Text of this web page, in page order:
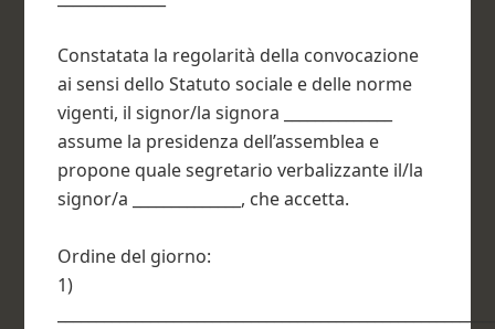
Constatata la regolarità della convocazione
ai sensi dello Statuto sociale e delle norme
vigenti, il signor/la signora ______________
assume la presidenza dell’assemblea e
propone quale segretario verbalizzante il/la
signor/a ______________, che accetta.
Ordine del giorno:
1)